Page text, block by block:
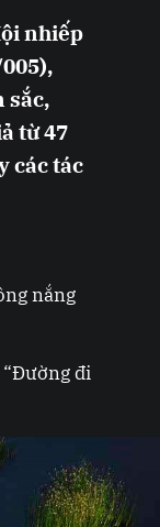
nhiếp
sắc,
từ 47
các tác
nắng
“Đường đi